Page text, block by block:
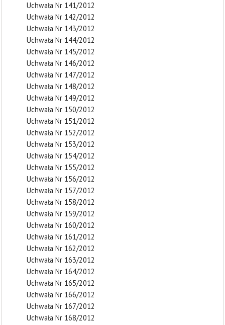
Uchwała Nr 141/2012
Uchwała Nr 142/2012
Uchwała Nr 143/2012
Uchwała Nr 144/2012
Uchwała Nr 145/2012
Uchwała Nr 146/2012
Uchwała Nr 147/2012
Uchwała Nr 148/2012
Uchwała Nr 149/2012
Uchwała Nr 150/2012
Uchwała Nr 151/2012
Uchwała Nr 152/2012
Uchwała Nr 153/2012
Uchwała Nr 154/2012
Uchwała Nr 155/2012
Uchwała Nr 156/2012
Uchwała Nr 157/2012
Uchwała Nr 158/2012
Uchwała Nr 159/2012
Uchwała Nr 160/2012
Uchwała Nr 161/2012
Uchwała Nr 162/2012
Uchwała Nr 163/2012
Uchwała Nr 164/2012
Uchwała Nr 165/2012
Uchwała Nr 166/2012
Uchwała Nr 167/2012
Uchwała Nr 168/2012